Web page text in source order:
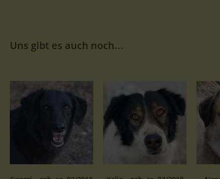
Uns gibt es auch noch...